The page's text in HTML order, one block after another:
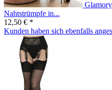
Nahtstrümpfe in...
12,50 € *
Kunden haben sich ebenfalls